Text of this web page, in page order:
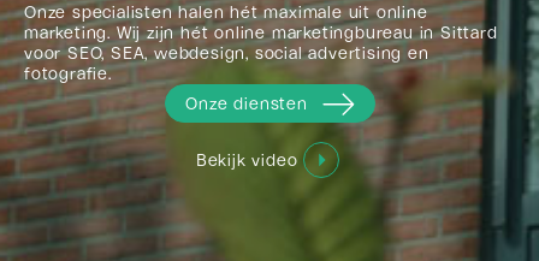
Onze specialisten halen hét maximale uit online
marketing. Wij zijn hét online marketingbureau in Sittard
voor SEO, SEA, webdesign, social advertising en
fotografie.
Onze diensten
Bekijk video